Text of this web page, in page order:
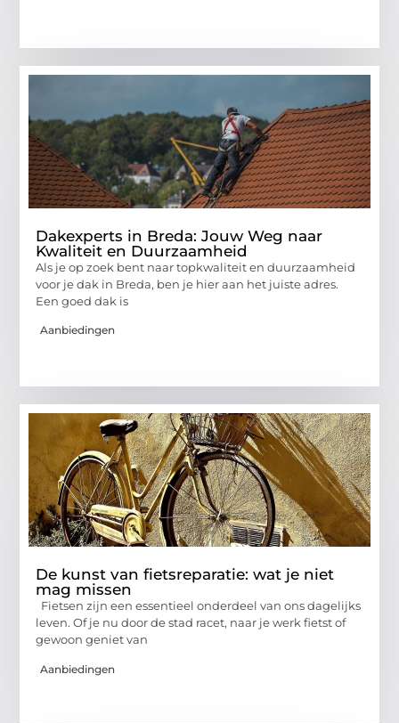
Dakexperts in Breda: Jouw Weg naar
Kwaliteit en Duurzaamheid
Als je op zoek bent naar topkwaliteit en duurzaamheid
voor je dak in Breda, ben je hier aan het juiste adres.
Een goed dak is
Aanbiedingen
De kunst van fietsreparatie: wat je niet
mag missen
Fietsen zijn een essentieel onderdeel van ons dagelijks
leven. Of je nu door de stad racet, naar je werk fietst of
gewoon geniet van
Aanbiedingen